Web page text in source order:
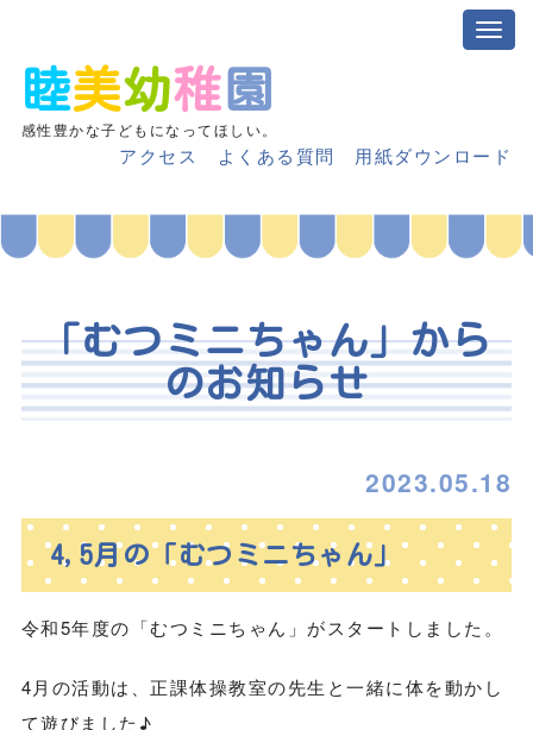
睦美幼稚 園
感性豊かな子どもになってほしい。
アクセス よくある質問 用紙ダウンロード
「むつミニちゃん」から
のお知らせ
2023.05.18
4,5月の「むつミニちゃん」
令和5年度の「むつミニちゃん」がスタートしました。
4月の活動は、正課体操教室の先生と一緒に体を動かし
て遊びました♪